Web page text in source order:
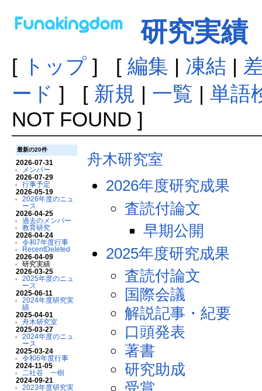
研究実績
[ トップ] [ 編集 | 凍結 |
ード ] [ 新規 | 一覧 | 単語
NOT FOUND ]
最新の20件
2026-07-31
メンバー
2026-07-29
行事予定
2026-05-19
2026年度のニュ
ース
2026-04-25
過去のメンバー
教育研究
2026-04-24
令和7年度行事
RecentDeleted
2026-04-09
研究実績
2026-03-25
2025年度のニュ
ース
2025-06-11
2024年度研究実
績
2025-04-01
舟木研究室
2025-03-27
2024年度のニュ
ース
2025-03-24
令和6年度行事
2024-11-05
二社谷 一樹
2024-09-21
2023年度研究実
舟木研究室
2026年度研究成果
査読付論文
早期公開
2025年度研究成果
査読付論文
国際会議
解説記事・紀要
口頭発表
著書
研究助成